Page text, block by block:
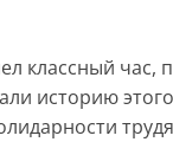
классный час,
историю